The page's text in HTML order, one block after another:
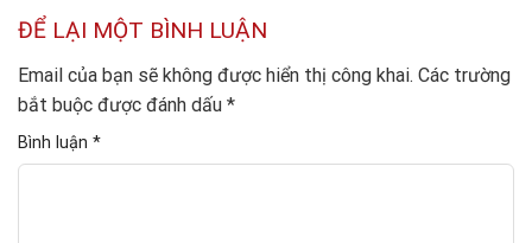
ĐỂ LẠI MỘT BÌNH LUẬN
Email của bạn sẽ không được hiển thị công khai. Các trường
bắt buộc được đánh dấu *
Bình luận *